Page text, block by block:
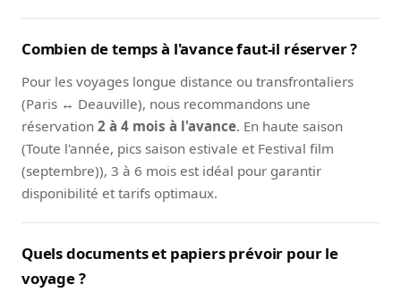
Combien de temps à l'avance faut-il réserver ?
Pour les voyages longue distance ou transfrontaliers
(Paris ↔ Deauville), nous recommandons une
réservation 2 à 4 mois à l'avance. En haute saison
(Toute l'année, pics saison estivale et Festival film
(septembre)), 3 à 6 mois est idéal pour garantir
disponibilité et tarifs optimaux.
Quels documents et papiers prévoir pour le
voyage ?